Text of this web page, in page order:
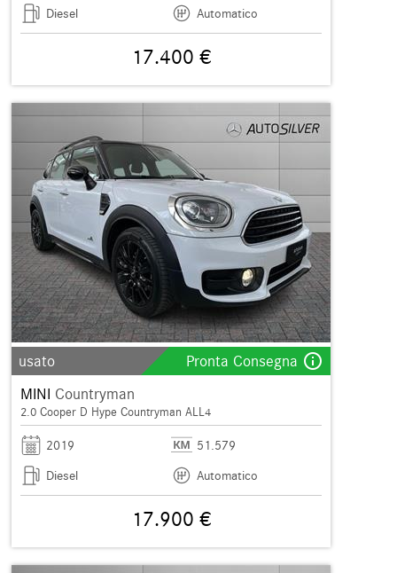
Diesel
Automatico
17.400 €
usato Pronta Consegna info_outline
MINI Countryman
2.0 Cooper D Hype Countryman ALL4
2019
51.579
Diesel
Automatico
17.900 €